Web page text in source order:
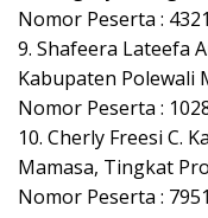
Nomor Peserta :
9. Shafeera Lateefa
Kabupaten Polewali
Nomor Peserta :
10. Cherly Freesi C.
Mamasa, Tingkat
Nomor Peserta :